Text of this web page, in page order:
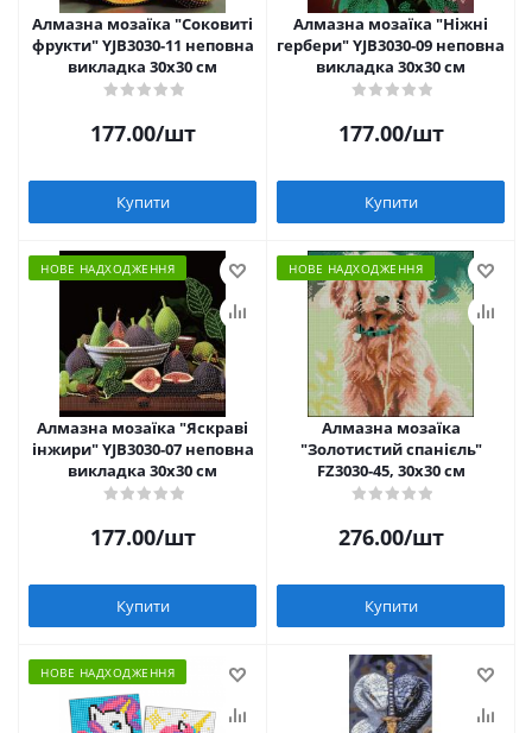
Алмазна мозаїка "Соковиті
фрукти" YJB3030-11 неповна
викладка 30х30 см
177.00/шт
Купити
Алмазна мозаїка "Ніжні
гербери" YJB3030-09 неповна
викладка 30х30 см
177.00/шт
Купити
НОВЕ НАДХОДЖЕННЯ
Алмазна мозаїка "Яскраві
інжири" YJB3030-07 неповна
викладка 30х30 см
177.00/шт
Купити
НОВЕ НАДХОДЖЕННЯ
Алмазна мозаїка
"Золотистий спанієль"
FZ3030-45, 30х30 см
276.00/шт
Купити
НОВЕ НАДХОДЖЕННЯ